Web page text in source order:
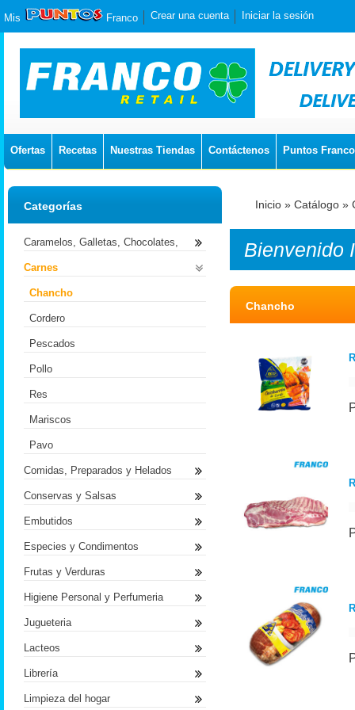
Mis Franco Crear una cuenta Iniciar la sesión
Ofertas Recetas Nuestras Tiendas Contáctenos Puntos Franco
Inicio » Catálogo »
Bienvenido
Chancho
Categorías
Caramelos, Galletas, Chocolates,
Carnes
Chancho
Cordero
Pescados
Pollo
Res
Mariscos
Pavo
Comidas, Preparados y Helados
Conservas y Salsas
Embutidos
Especies y Condimentos
Frutas y Verduras
Higiene Personal y Perfumeria
Jugueteria
Lacteos
Librería
Limpieza del hogar